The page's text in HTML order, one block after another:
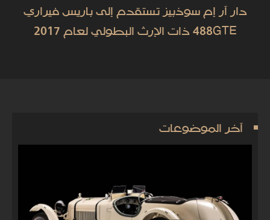
دار آر إم سوذبيز تستقدم إلى باريس فيراري
488GTE ذات الإرث البطولي لعام 2017
آخر الموضوعات